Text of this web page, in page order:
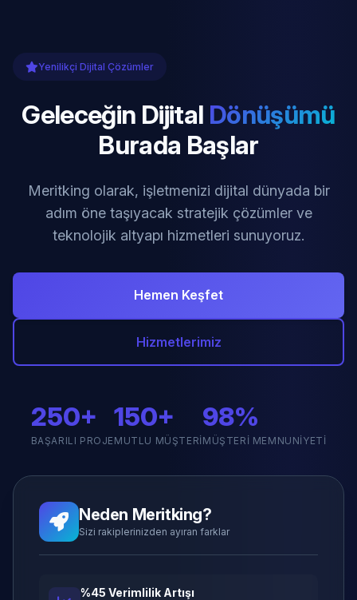
Yenilikçi Dijital Çözümler
Geleceğin Dijital Dönüşümü
Burada Başlar
Meritking olarak, işletmenizi dijital dünyada bir
adım öne taşıyacak stratejik çözümler ve
teknolojik altyapı hizmetleri sunuyoruz.
Hemen Keşfet
Hizmetlerimiz
250+
BAŞARILI PROJE
150+
MUTLU MÜŞTERI
98%
MÜŞTERI MEMNUNIYETI
Neden Meritking?
Sizi rakiplerinizden ayıran farklar
%45 Verimlilik Artışı